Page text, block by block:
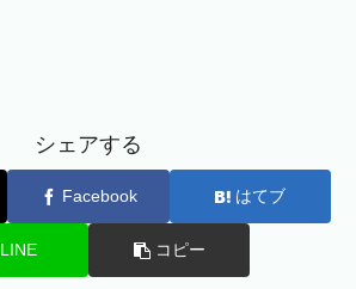
シェアする
Facebook はてブ
LINE コピー